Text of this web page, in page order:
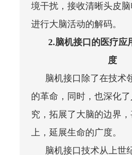
境干扰，接收清晰头皮
进行大脑活动的解码。
2.脑机接口的医疗应
度
脑机接口除了在技术
的革命，同时，也深化
究，拓展了大脑的边界
上，延展生命的广度。
脑机接口技术从上世